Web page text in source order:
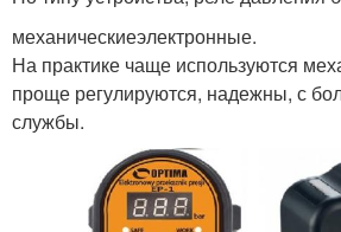
механическиеэлектронные.
На практике чаще используются
проще регулируются, надежны, с
службы.